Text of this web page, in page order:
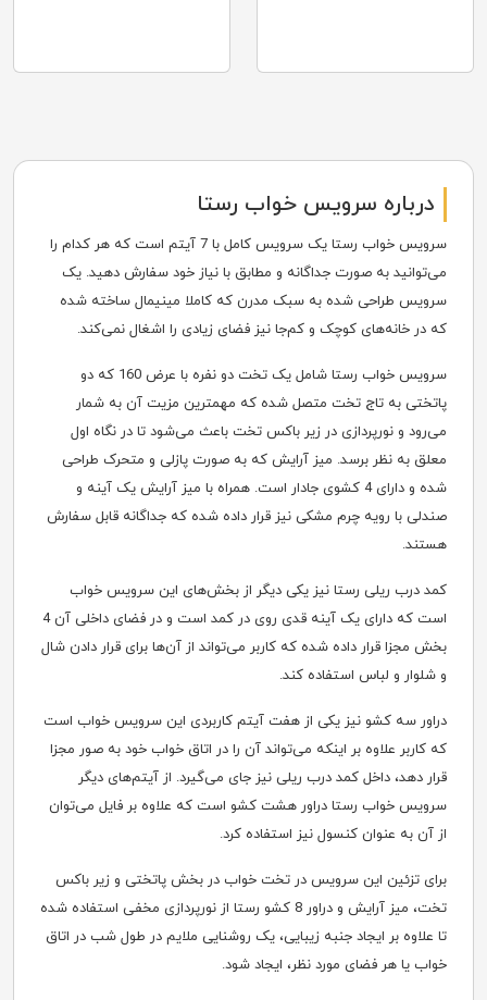
درباره سرویس خواب رستا
سرویس خواب رستا یک سرویس کامل با 7 آیتم است که هر کدام را
می‌توانید به صورت جداگانه و مطابق با نیاز خود سفارش دهید. یک
سرویس طراحی شده به سبک مدرن که کاملا مینیمال ساخته شده
که در خانه‌های کوچک و کم‌جا نیز فضای زیادی را اشغال نمی‌کند.
سرویس خواب رستا شامل یک تخت دو نفره با عرض 160 که دو
پاتختی به تاج تخت متصل شده که مهمترین مزیت آن به شمار
می‌رود و نورپردازی در زیر باکس تخت باعث می‌شود تا در نگاه اول
معلق به نظر برسد. میز آرایش که به صورت پازلی و متحرک طراحی
شده و دارای 4 کشوی جادار است. همراه با میز آرایش یک آینه و
صندلی با رویه چرم مشکی نیز قرار داده شده که جداگانه قابل سفارش
هستند.
کمد درب ریلی رستا نیز یکی دیگر از بخش‌های این سرویس خواب
است که دارای یک آینه قدی روی در کمد است و در فضای داخلی آن 4
بخش مجزا قرار داده شده که کاربر می‌تواند از آن‌ها برای قرار دادن شال
و شلوار و لباس استفاده کند.
دراور سه کشو نیز یکی از هفت آیتم کاربردی این سرویس خواب است
که کاربر علاوه بر اینکه می‌تواند آن را در اتاق خواب خود به صور مجزا
قرار دهد، داخل کمد درب ریلی نیز جای می‌گیرد. از آیتم‌های دیگر
سرویس خواب رستا دراور هشت کشو است که علاوه بر فایل می‌توان
از آن به عنوان کنسول نیز استفاده کرد.
برای تزئین این سرویس در تخت خواب در بخش پاتختی و زیر باکس
تخت، میز آرایش و دراور 8 کشو رستا از نورپردازی مخفی استفاده شده
تا علاوه بر ایجاد جنبه زیبایی، یک روشنایی ملایم در طول شب در اتاق
خواب یا هر فضای مورد نظر، ایجاد شود.